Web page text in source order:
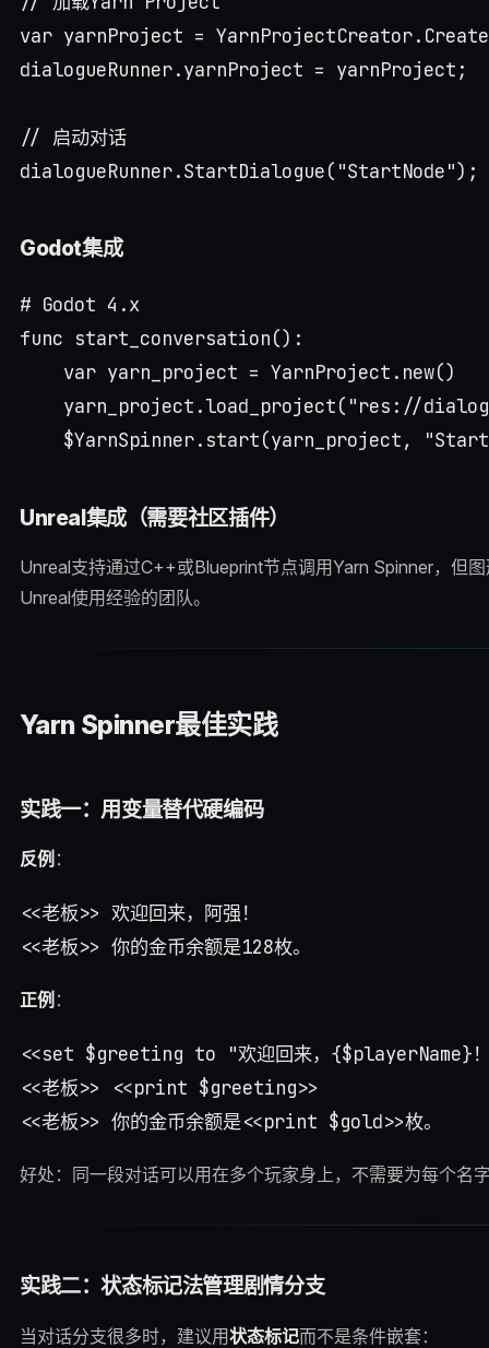
var yarnProject =
dialogueRunner.yarnProject = yarnProject;
// 启动对话
Godot集成
# Godot 4.x
func start_conversation():
    var yarn_project = YarnProject.new()
yarn_project.load_project("res://
Unreal集成（需要社区插件）
Unreal支持通过C++或Blueprint节点调用Yarn Spinner，但
Unreal使用经验的团队。
Yarn Spinner最佳实践
实践一：用变量替代硬编码
反例 ：
<<老板>> 欢迎回来，阿强！
正例 ：
<<set $greeting to "欢迎回来，{$playerName}
<<老板>> <<print $greeting>>
好处：同一段对话可以用在多个玩家身上，不需要为每个名
实践二：状态标记法管理剧情分支
当对话分支很多时，建议用状态标记而不是条件嵌套：